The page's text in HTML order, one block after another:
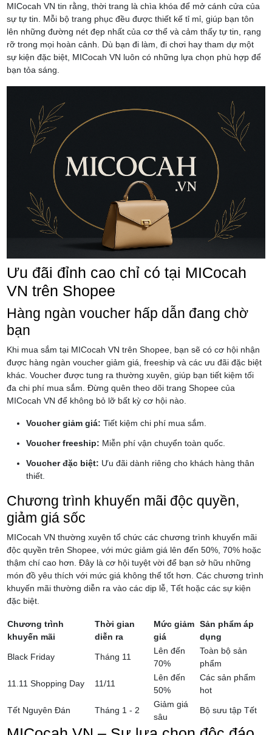
MICocah VN tin rằng, thời trang là chìa khóa để mở cánh cửa của
sự tự tin. Mỗi bộ trang phục đều được thiết kế tỉ mỉ, giúp bạn tôn
lên những đường nét đẹp nhất của cơ thể và cảm thấy tự tin, rạng
rỡ trong mọi hoàn cảnh. Dù bạn đi làm, đi chơi hay tham dự một
sự kiện đặc biệt, MICocah VN luôn có những lựa chọn phù hợp để
bạn tỏa sáng.
Ưu đãi đỉnh cao chỉ có tại MICocah
VN trên Shopee
Hàng ngàn voucher hấp dẫn đang chờ
bạn
Khi mua sắm tại MICocah VN trên Shopee, bạn sẽ có cơ hội nhận
được hàng ngàn voucher giảm giá, freeship và các ưu đãi đặc biệt
khác. Voucher được tung ra thường xuyên, giúp bạn tiết kiệm tối
đa chi phí mua sắm. Đừng quên theo dõi trang Shopee của
MICocah VN để không bỏ lỡ bất kỳ cơ hội nào.
Voucher giảm giá: Tiết kiệm chi phí mua sắm.
Voucher freeship: Miễn phí vận chuyển toàn quốc.
Voucher đặc biệt: Ưu đãi dành riêng cho khách hàng thân
thiết.
Chương trình khuyến mãi độc quyền,
giảm giá sốc
MICocah VN thường xuyên tổ chức các chương trình khuyến mãi
độc quyền trên Shopee, với mức giảm giá lên đến 50%, 70% hoặc
thậm chí cao hơn. Đây là cơ hội tuyệt vời để bạn sở hữu những
món đồ yêu thích với mức giá không thể tốt hơn. Các chương trình
khuyến mãi thường diễn ra vào các dịp lễ, Tết hoặc các sự kiện
đặc biệt.
Chương trình
khuyến mãi
Thời gian
diễn ra
Mức giảm
giá
Sản phẩm áp
dụng
Black Friday Tháng 11
Lên đến
70%
Toàn bộ sản
phẩm
11.11 Shopping Day 11/11
Lên đến
50%
Các sản phẩm
hot
Tết Nguyên Đán Tháng 1 - 2
Giảm giá
sâu
Bộ sưu tập Tết